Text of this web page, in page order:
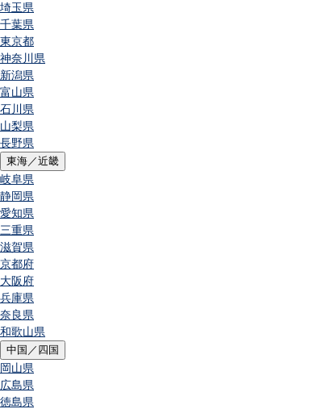
埼玉県
千葉県
東京都
神奈川県
新潟県
富山県
石川県
山梨県
長野県
東海／近畿
岐阜県
静岡県
愛知県
三重県
滋賀県
京都府
大阪府
兵庫県
奈良県
和歌山県
中国／四国
岡山県
広島県
徳島県